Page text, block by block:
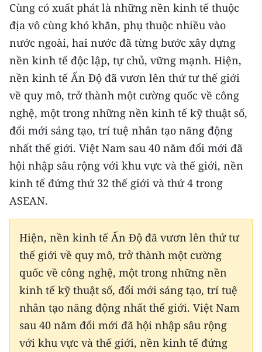
Đông Nam Bộ
Đồng bằng sông Cửu Long
Chuyên trang Hà Nội
Chuyên trang TP. Hồ Chí Minh
CHUYÊN ĐỀ
CÁC CHUYÊN TRANG
VỀ BÁO NHÂN DÂN
THỜI NAY
NHÂN DÂN CUỐI TUẦN
NHÂN DÂN HẰNG THÁNG
MUA BÁO
ĐỌC BÁO IN
Cùng có xuất phát là những nền kinh tế thuộc
địa vô cùng khó khăn, phụ thuộc nhiều vào
nước ngoài, hai nước đã từng bước xây dựng
nền kinh tế độc lập, tự chủ, vững mạnh. Hiện,
nền kinh tế Ấn Độ đã vươn lên thứ tư thế giới
về quy mô, trở thành một cường quốc về công
nghệ, một trong những nền kinh tế kỹ thuật số,
đổi mới sáng tạo, trí tuệ nhân tạo năng động
nhất thế giới. Việt Nam sau 40 năm đổi mới đã
hội nhập sâu rộng với khu vực và thế giới, nền
kinh tế đứng thứ 32 thế giới và thứ 4 trong
ASEAN.
Hiện, nền kinh tế Ấn Độ đã vươn lên thứ tư
thế giới về quy mô, trở thành một cường
quốc về công nghệ, một trong những nền
kinh tế kỹ thuật số, đổi mới sáng tạo, trí tuệ
nhân tạo năng động nhất thế giới. Việt Nam
sau 40 năm đổi mới đã hội nhập sâu rộng
với khu vực và thế giới, nền kinh tế đứng